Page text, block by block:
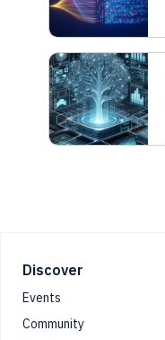
Footer
Discover
Events
Community